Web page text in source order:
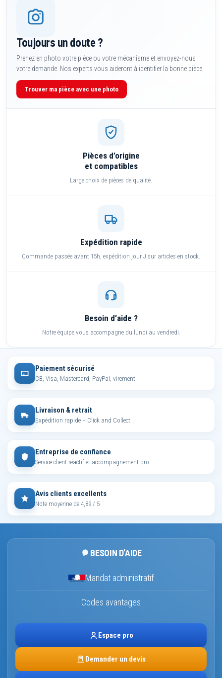
Toujours un doute ?
Prenez en photo votre pièce ou votre mécanisme et envoyez-nous
votre demande. Nos experts vous aideront à identifier la bonne pièce.
Trouver ma pièce avec une photo
Pièces d’origine
et compatibles
Large choix de pièces de qualité.
Expédition rapide
Commande passée avant 15h, expédition jour J sur articles en stock.
Besoin d’aide ?
Notre équipe vous accompagne du lundi au vendredi.
Paiement sécurisé
CB, Visa, Mastercard, PayPal, virement
Livraison & retrait
Expédition rapide + Click and Collect
Entreprise de confiance
Service client réactif et accompagnement pro
Avis clients excellents
Note moyenne de 4,89 / 5
BESOIN D’AIDE
Mandat administratif
Codes avantages
Espace pro
Demander un devis